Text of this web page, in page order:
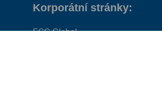
Korporátní stránky:
FCC Global